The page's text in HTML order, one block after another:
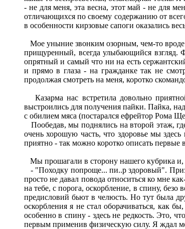
- не для меня, эта весна, этот май - не для
отличающихся по своему содержанию от
в особенности кирзовые сапоги оказались
Мое уныние звонким озорным, чем-то вроде
прищуренный, всегда улыбающийся взгляд.
опрятный и самый что ни на есть
и прямо в глаза - на гражданке так не
продолжая смотреть на меня, коротко
Казарма нас встретила довольно
выстроились для получения пайки. Пайка,
с обилием мяса (постарался ефрейтор Рома
Пообедав, мы поднялись на второй этаж,
очень хорошую часть, что здоровье мы
приятно - так можно коротко описать первые
Мы прошагали в сторону нашего кубрика
- "Походку попроще... пи..р здоровый".
просто не давал повода относиться ко мне
на тебе, с порога, оскорбление, в спину,
предисловий бьют в челюсть. Но тут была
оскорбления я не стал оборачиваться, как
особенно в спину - здесь не редкость. Это,
первым применив физическую силу. Я ждал